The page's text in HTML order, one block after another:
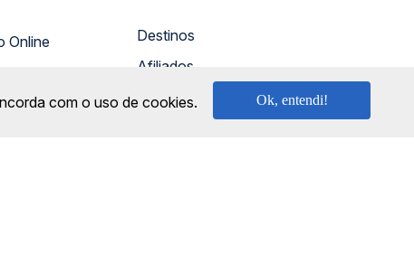
Atendimento Online
Destinos
Afiliados
Rodomilhas
com o uso de cookies. Ok, entendi!